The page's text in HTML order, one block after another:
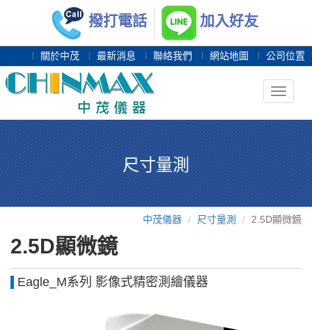
撥打電話 加入好友
關於中茂 最新消息 聯絡我們 網站地圖 公司位置
Toggle
尺寸量測
中茂儀器 尺寸量測 2.5D顯微鏡
2.5D顯微鏡
Eagle_M系列 影像式精密測繪儀器